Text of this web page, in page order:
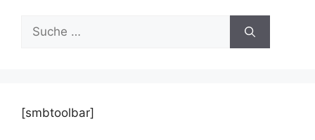
Suche
nach:
[smbtoolbar]